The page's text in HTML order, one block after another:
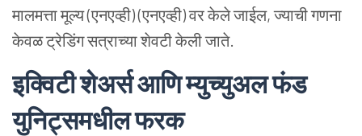
मालमत्ता मूल्य (एनएव्ही) (एनएव्ही) वर केले जाईल, ज्याची गणना
केवळ ट्रेडिंग सत्राच्या शेवटी केली जाते.
इक्विटी शेअर्स आणि म्युच्युअल फंड
युनिट्समधील फरक